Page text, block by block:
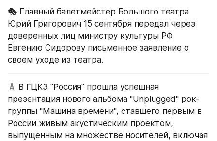
🎭 Главный балетмейстер Большого театра
Юрий Григорович 15 сентября передал через
доверенных лиц министру культуры РФ
Евгению Сидорову письменное заявление о
своем уходе из театра.
🎸 В ГЦКЗ "Россия" прошла успешная
презентация нового альбома "Unplugged" рок-
группы "Машина времени", ставшего первым в
России живым акустическим проектом,
выпущенным на множестве носителей, включая